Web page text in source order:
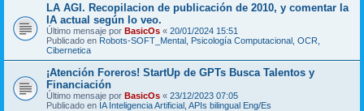
LA AGI. Recopilacion de publicación de 2010, y comentar la
IA actual según lo veo.
Último mensaje por BasicOs « 20/01/2024 15:51
Publicado en Robots-SOFT_Mental, Psicología Computacional, OCR,
Cibernetica
¡Atención Foreros! StartUp de GPTs Busca Talentos y
Financiación
Último mensaje por BasicOs « 23/12/2023 07:05
Publicado en IA Inteligencia Artificial, APIs bilingual Eng/Es